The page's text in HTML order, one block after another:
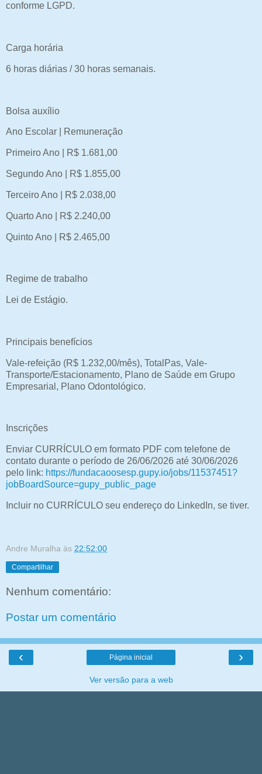
conforme LGPD.
Carga horária
6 horas diárias / 30 horas semanais.
Bolsa auxílio
Ano Escolar | Remuneração
Primeiro Ano | R$ 1.681,00
Segundo Ano | R$ 1.855,00
Terceiro Ano | R$ 2.038,00
Quarto Ano | R$ 2.240,00
Quinto Ano | R$ 2.465,00
Regime de trabalho
Lei de Estágio.
Principais benefícios
Vale-refeição (R$ 1.232,00/mês), TotalPas, Vale-
Transporte/Estacionamento, Plano de Saúde em Grupo
Empresarial, Plano Odontológico.
Inscrições
Enviar CURRÍCULO em formato PDF com telefone de
contato durante o período de 26/06/2026 até 30/06/2026
pelo link: https://fundacaoosesp.gupy.io/jobs/11537451?
jobBoardSource=gupy_public_page
Incluir no CURRÍCULO seu endereço do LinkedIn, se tiver.
Andre Muralha às 22:52:00
Compartilhar
Nenhum comentário:
Postar um comentário
‹ ›
Página inicial
Ver versão para a web